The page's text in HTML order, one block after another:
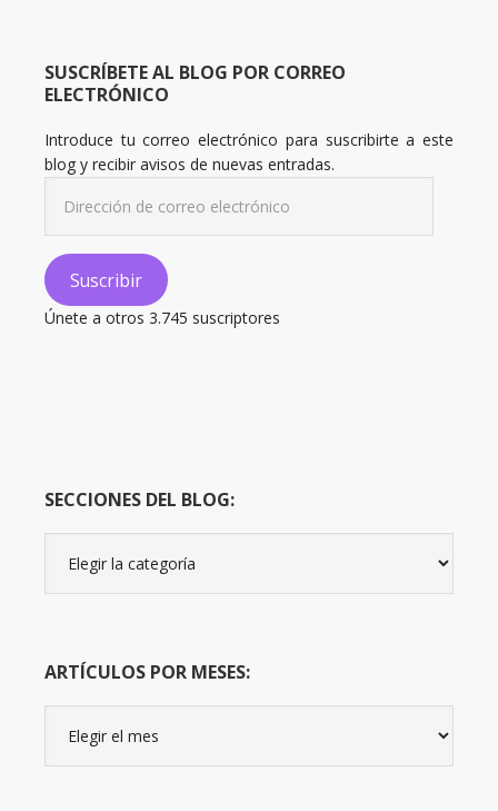
SUSCRÍBETE AL BLOG POR CORREO
ELECTRÓNICO
Introduce tu correo electrónico para suscribirte a este
blog y recibir avisos de nuevas entradas.
correo
electrónico
Suscribir
Únete a otros 3.745 suscriptores
SECCIONES DEL BLOG:
Blog:
ARTÍCULOS POR MESES:
meses: